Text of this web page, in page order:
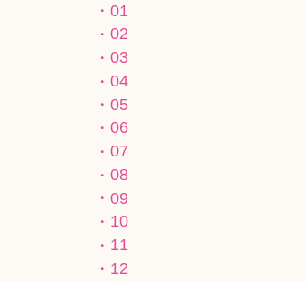
01
02
03
04
05
06
07
08
09
10
11
12